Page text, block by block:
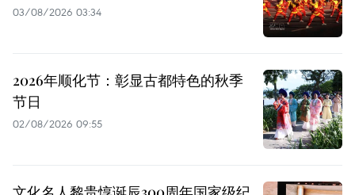
03/08/2026 03:34
2026年顺化节：彰显古都特色的秋季
节日
02/08/2026 09:55